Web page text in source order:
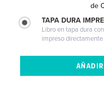
de
TAPA DURA
Libro en tapa dura
impreso